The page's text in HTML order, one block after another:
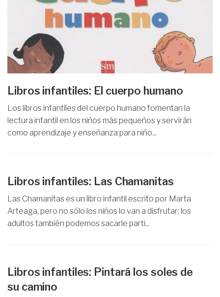
Libros infantiles: El cuerpo humano
Los libros infantiles del cuerpo humano fomentan la
lectura infantil en los niños más pequeños y servirán
como aprendizaje y enseñanza para niño...
Libros infantiles: Las Chamanitas
Las Chamanitas es un libro infantil escrito por Marta
Arteaga, pero no sólo los niños lo van a disfrutar: los
adultos también podemos sacarle parti...
Libros infantiles: Pintará los soles de
su camino